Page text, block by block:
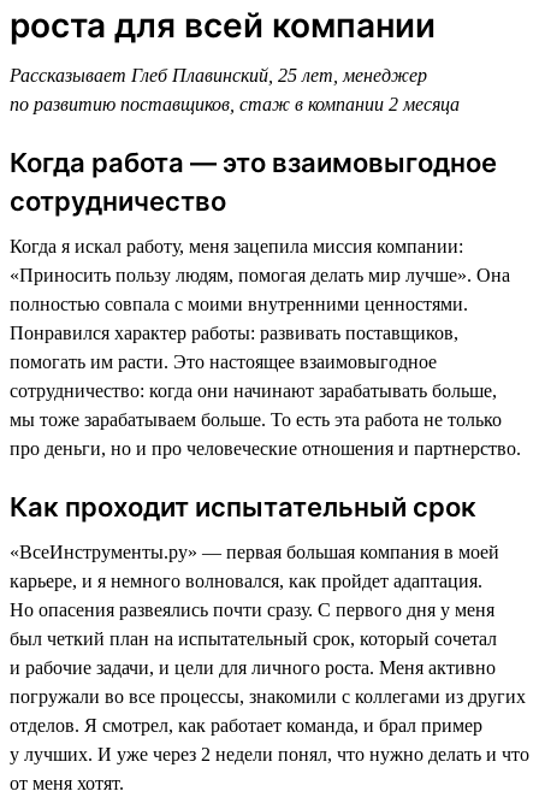
роста для всей компании
Рассказывает Глеб Плавинский, 25 лет, менеджер
по развитию поставщиков, стаж в компании 2 месяца
Когда работа — это взаимовыгодное
сотрудничество
Когда я искал работу, меня зацепила миссия компании:
«Приносить пользу людям, помогая делать мир лучше». Она
полностью совпала с моими внутренними ценностями.
Понравился характер работы: развивать поставщиков,
помогать им расти. Это настоящее взаимовыгодное
сотрудничество: когда они начинают зарабатывать больше,
мы тоже зарабатываем больше. То есть эта работа не только
про деньги, но и про человеческие отношения и партнерство.
Как проходит испытательный срок
«ВсеИнструменты.ру» — первая большая компания в моей
карьере, и я немного волновался, как пройдет адаптация.
Но опасения развеялись почти сразу. С первого дня у меня
был четкий план на испытательный срок, который сочетал
и рабочие задачи, и цели для личного роста. Меня активно
погружали во все процессы, знакомили с коллегами из других
отделов. Я смотрел, как работает команда, и брал пример
у лучших. И уже через 2 недели понял, что нужно делать и что
от меня хотят.